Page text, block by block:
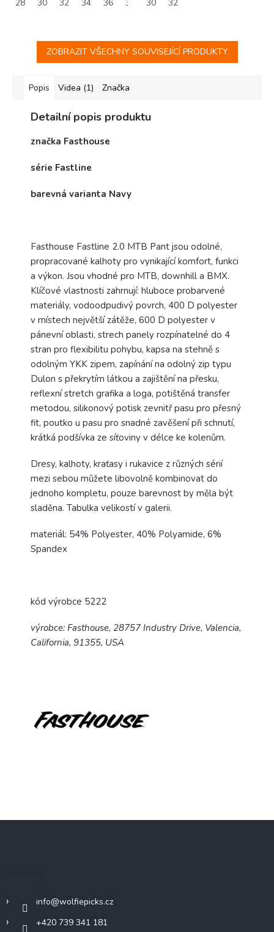
28 30 32 34 36 38 30 32
ZOBRAZIT VŠECHNY SOUVISEJÍCÍ PRODUKTY
Popis Videa (1) Značka
Detailní popis produktu
značka Fasthouse
série Fastline
barevná varianta Navy
Fasthouse Fastline 2.0 MTB Pant jsou odolné,
propracované kalhoty pro vynikající komfort, funkci
a výkon. Jsou vhodné pro MTB, downhill a BMX.
Klíčové vlastnosti zahrnují: hluboce probarvené
materiály, vodoodpudivý povrch, 400 D polyester
v místech největší zátěže, 600 D polyester v
pánevní oblasti, strech panely rozpínatelné do 4
stran pro flexibilitu pohybu, kapsa na stehně s
odolným YKK zipem, zapínání na odolný zip typu
Dulon s překrytím látkou a zajištění na přesku,
reflexní stretch grafika a loga, potištěná transfer
metodou, silikonový potisk zevnitř pasu pro přesný
fit, poutko u pasu pro snadné zavěšení při schnutí,
krátká podšívka ze síťoviny v délce ke kolenům.
Dresy, kalhoty, kraťasy i rukavice z různých sérií
mezi sebou můžete libovolně kombinovat do
jednoho kompletu, pouze barevnost by měla být
sladěna. Tabulka velikostí v galerii.
materiál: 54% Polyester, 40% Polyamide, 6%
Spandex
kód výrobce 5222
výrobce: Fasthouse, 28757 Industry Drive, Valencia,
California, 91355, USA
info@wolfiepicks.cz
+420 739 341 181